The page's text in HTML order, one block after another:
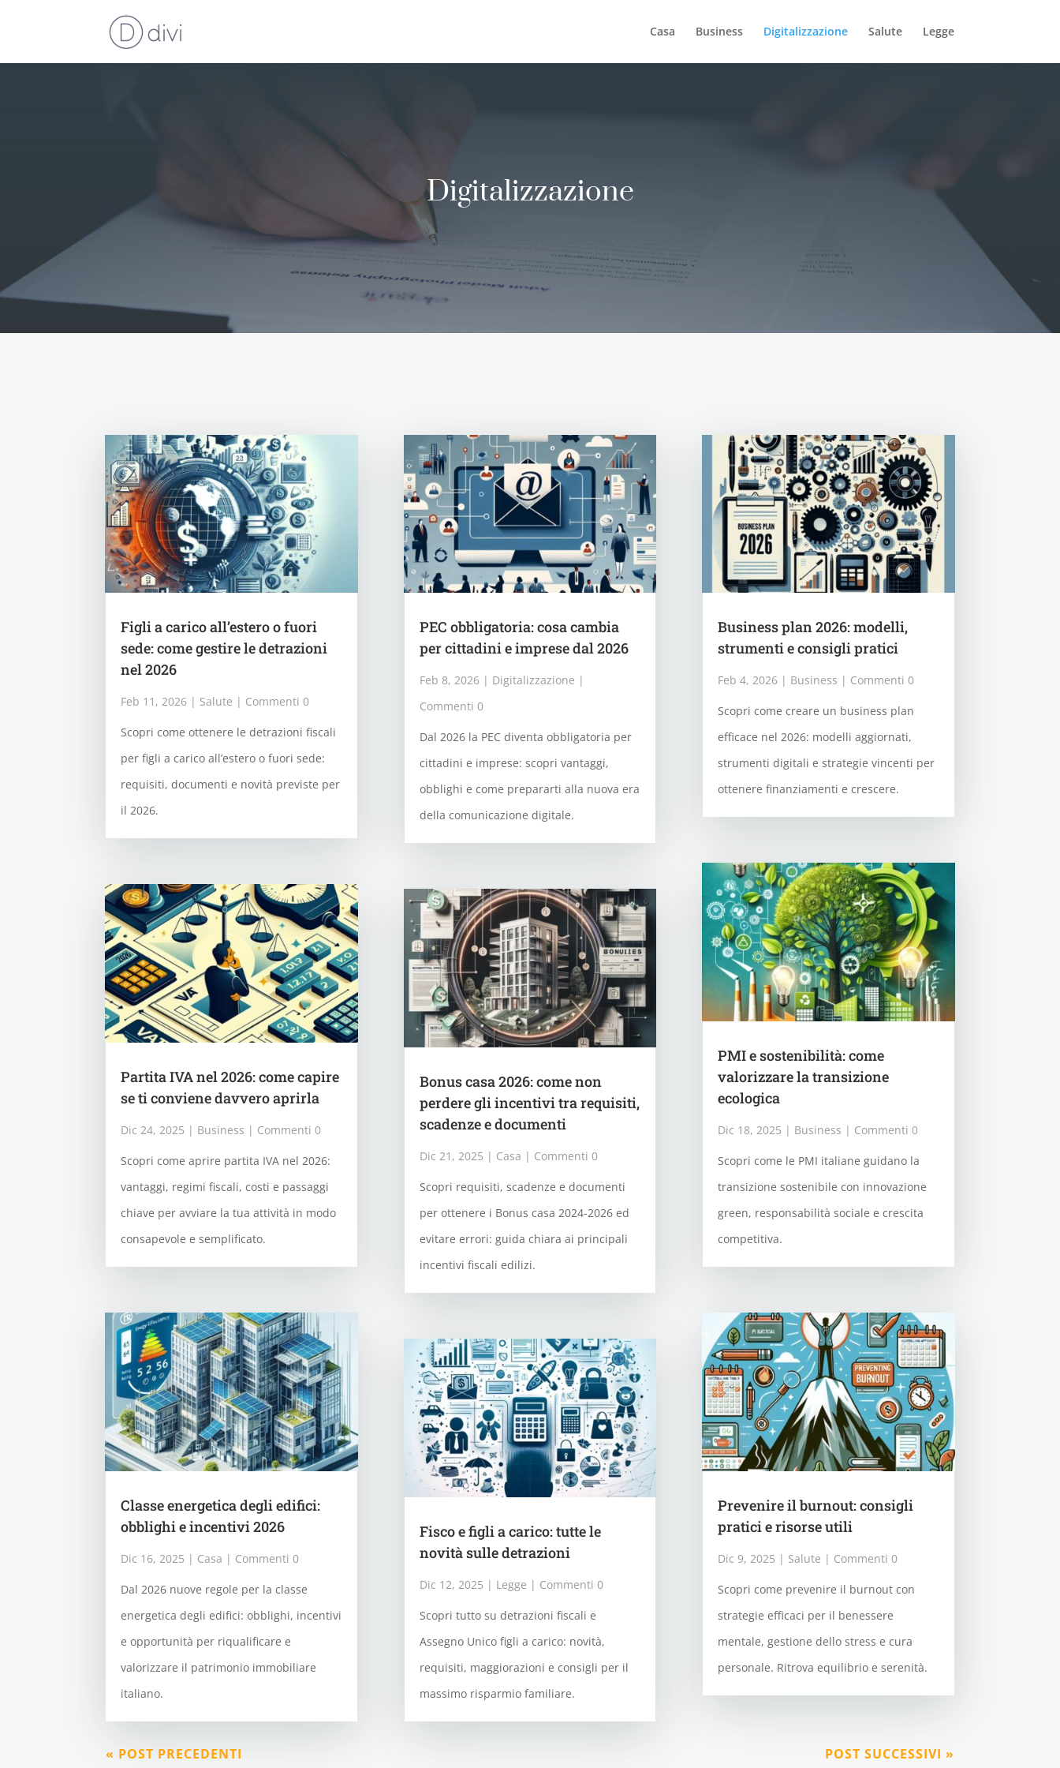
Casa Business Digitalizzazione Salute Legge
Digitalizzazione
Figli a carico all’estero o fuori
sede: come gestire le detrazioni
nel 2026
Feb 11, 2026 | Salute | Commenti 0
Scopri come ottenere le detrazioni fiscali
per figli a carico all’estero o fuori sede:
requisiti, documenti e novità previste per
il 2026.
Partita IVA nel 2026: come capire
se ti conviene davvero aprirla
Dic 24, 2025 | Business | Commenti 0
Scopri come aprire partita IVA nel 2026:
vantaggi, regimi fiscali, costi e passaggi
chiave per avviare la tua attività in modo
consapevole e semplificato.
Classe energetica degli edifici:
obblighi e incentivi 2026
Dic 16, 2025 | Casa | Commenti 0
Dal 2026 nuove regole per la classe
energetica degli edifici: obblighi, incentivi
e opportunità per riqualificare e
valorizzare il patrimonio immobiliare
italiano.
PEC obbligatoria: cosa cambia
per cittadini e imprese dal 2026
Feb 8, 2026| Digitalizzazione |
Commenti 0
Dal 2026 la PEC diventa obbligatoria per
cittadini e imprese: scopri vantaggi,
obblighi e come prepararti alla nuova era
della comunicazione digitale.
Bonus casa 2026: come non
perdere gli incentivi tra requisiti,
scadenze e documenti
Dic 21, 2025 | Casa | Commenti 0
Scopri requisiti, scadenze e documenti
per ottenere i Bonus casa 2024-2026 ed
evitare errori: guida chiara ai principali
incentivi fiscali edilizi.
Fisco e figli a carico: tutte le
novità sulle detrazioni
Dic 12, 2025 | Legge | Commenti 0
Scopri tutto su detrazioni fiscali e
Assegno Unico figli a carico: novità,
requisiti, maggiorazioni e consigli per il
massimo risparmio familiare.
Business plan 2026: modelli,
strumenti e consigli pratici
Feb 4, 2026| Business | Commenti 0
Scopri come creare un business plan
efficace nel 2026: modelli aggiornati,
strumenti digitali e strategie vincenti per
ottenere finanziamenti e crescere.
PMI e sostenibilità: come
valorizzare la transizione
ecologica
Dic 18, 2025 | Business | Commenti 0
Scopri come le PMI italiane guidano la
transizione sostenibile con innovazione
green, responsabilità sociale e crescita
competitiva.
Prevenire il burnout: consigli
pratici e risorse utili
Dic 9, 2025 | Salute | Commenti 0
Scopri come prevenire il burnout con
strategie efficaci per il benessere
mentale, gestione dello stress e cura
personale. Ritrova equilibrio e serenità.
« POST PRECEDENTI POST SUCCESSIVI »